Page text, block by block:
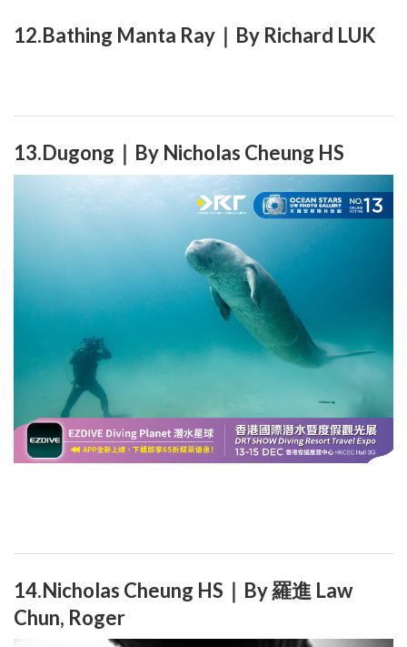
12.Bathing Manta Ray｜By Richard LUK
13.Dugong｜By Nicholas Cheung HS
14.Nicholas Cheung HS｜By 羅進 Law
Chun, Roger